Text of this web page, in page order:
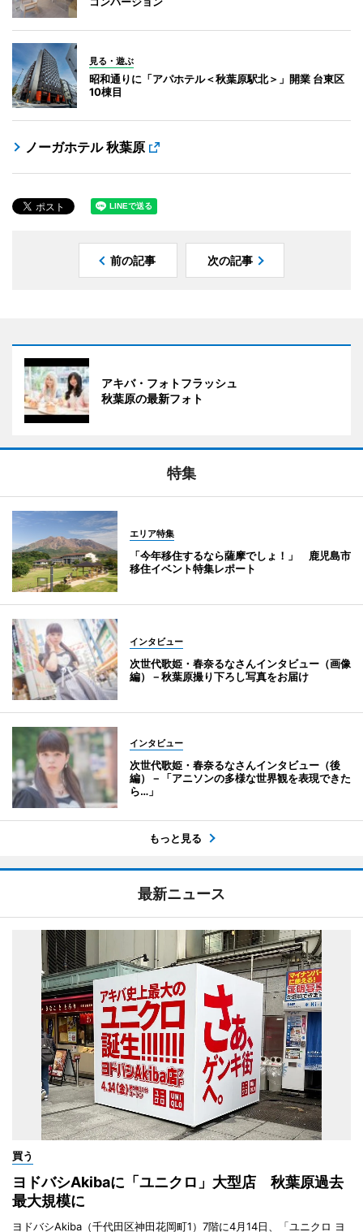
見る・遊ぶ
昭和通りに「アパホテル＜秋葉原駅北＞」開業 台東区
10棟目
ノーガホテル 秋葉原
前の記事 次の記事
アキバ・フォトフラッシュ
秋葉原の最新フォト
特集
エリア特集
「今年移住するなら薩摩でしょ！」 鹿児島市
移住イベント特集レポート
インタビュー
次世代歌姫・春奈るなさんインタビュー（画像
編）－秋葉原撮り下ろし写真をお届け
インタビュー
次世代歌姫・春奈るなさんインタビュー（後
編）－「アニソンの多様な世界観を表現できた
ら…」
もっと見る
最新ニュース
買う
ヨドバシAkibaに「ユニクロ」大型店 秋葉原過去
最大規模に
ヨドバシAkiba（千代田区神田花岡町1）7階に4月14日、「ユニクロ ヨ